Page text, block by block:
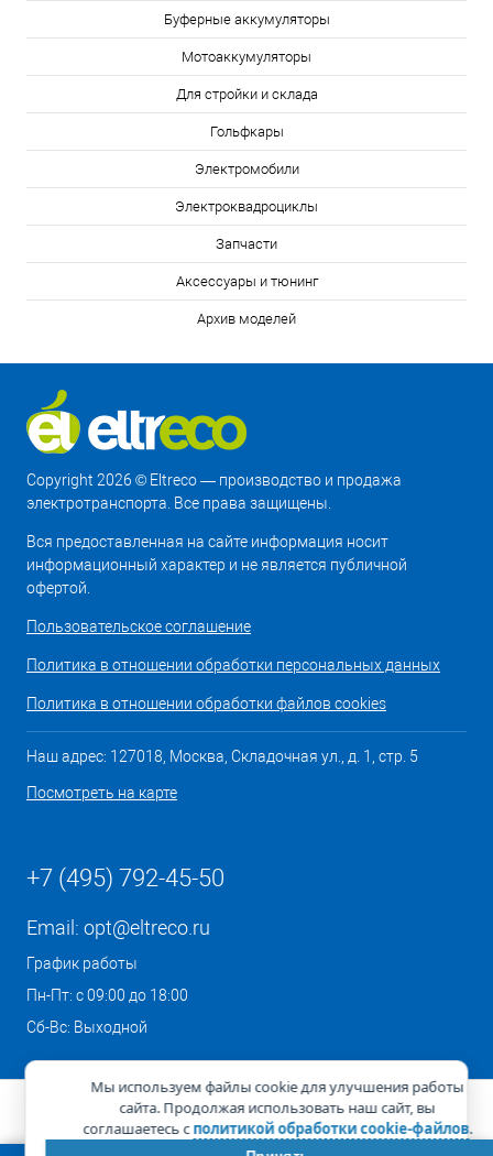
Буферные аккумуляторы
Мотоаккумуляторы
Для стройки и склада
Гольфкары
Электромобили
Электроквадроциклы
Запчасти
Аксессуары и тюнинг
Архив моделей
Copyright 2026 © Eltreco — производство и продажа
электротранспорта. Все права защищены.
Вся предоставленная на сайте информация носит
информационный характер и не является публичной
офертой.
Пользовательское соглашение
Политика в отношении обработки персональных данных
Политика в отношении обработки файлов cookies
Наш адрес: 127018, Москва, Складочная ул., д. 1, стр. 5
Посмотреть на карте
+7 (495) 792-45-50
Email: opt@eltreco.ru
График работы
Пн-Пт: с 09:00 до 18:00
Сб-Вс: Выходной
Мы используем файлы cookie для улучшения работы
сайта. Продолжая использовать наш сайт, вы
соглашаетесь сполитикой обработки cookie-файлов.